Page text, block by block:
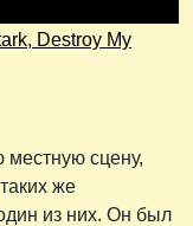
Destroy My
местную сцену,
же
из них. Он был